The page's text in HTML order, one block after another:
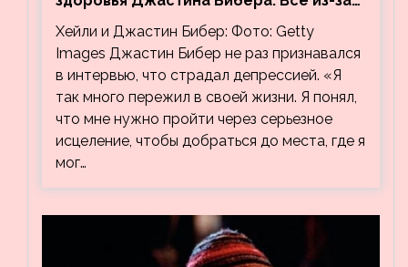
видео, на котором его успокаивает
Хейли
Хейли и Джастин Бибер: Фото: Getty
Images Джастин Бибер не раз признавался
в интервью, что страдал депрессией. «Я
так много пережил в своей жизни. Я понял,
что мне нужно пройти через серьезное
исцеление, чтобы добраться до места, где я
мог…